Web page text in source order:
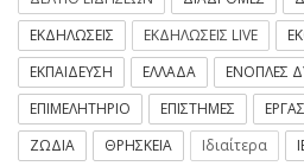
ΕΚΔΗΛΩΣΕΙΣ
ΕΚΔΗΛΩΣΕΙΣ LIVE
ΕΚΠΑΙΔΕΥΣΗ
ΕΛΛΑΔΑ ΕΝΟΠΛΕΣ
ΕΠΙΜΕΛΗΤΗΡΙΟ
ΕΠΙΣΤΗΜΕΣ
ΖΩΔΙΑ
ΘΡΗΣΚΕΙΑ Ιδιαίτερα